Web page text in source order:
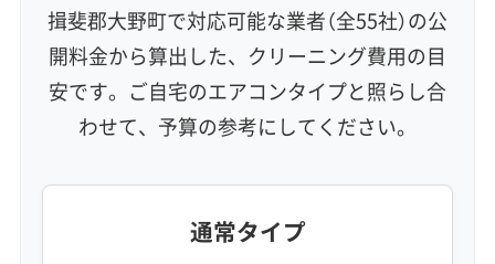
エコ洗剤使用
アレルギー対策
ハウスダスト除去
地域密着型
フランチャイズ
利便性・サービス (12)
定額料金 複数台割引 初回割引
定期メンテナンス
揖斐郡大野町で対応可能な業者（全55社）の公
開料金から算出した、クリーニング費用の目
安です。ご自宅のエアコンタイプと照らし合
わせて、予算の参考にしてください。
通常タイプ